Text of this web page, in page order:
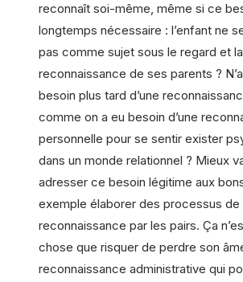
reconnaît soi-même, même si ce
longtemps nécessaire : l’enfant ne
pas comme sujet sous le regard et la
reconnaissance de ses parents ?
besoin plus tard d’une
comme on a eu besoin d’une
personnelle pour se sentir exister
dans un monde relationnel ? Mieux
adresser ce besoin légitime aux
exemple élaborer des processus de
reconnaissance par les pairs. Ça
chose que risquer de perdre son
reconnaissance administrative qui